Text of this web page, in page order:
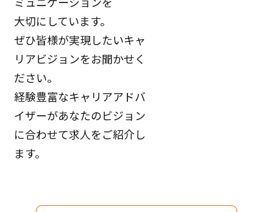
大切にしています。
ぜひ皆様が実現したいキャ
リアビジョンをお聞かせく
ださい。
経験豊富なキャリアアドバ
イザーがあなたのビジョン
に合わせて求人をご紹介し
ます。